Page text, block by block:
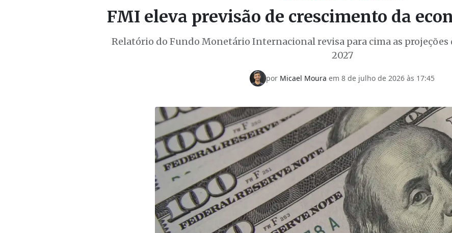
FMI eleva previsão de crescimento da
Relatório do Fundo Monetário Internacional revisa para cima as projeções
2027
por Micael Moura em8 de julho de 2026 às 17:45